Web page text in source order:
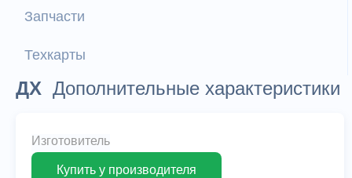
Запчасти
Техкарты
ДХ Дополнительные характеристики
Изготовитель
Купить у производителя